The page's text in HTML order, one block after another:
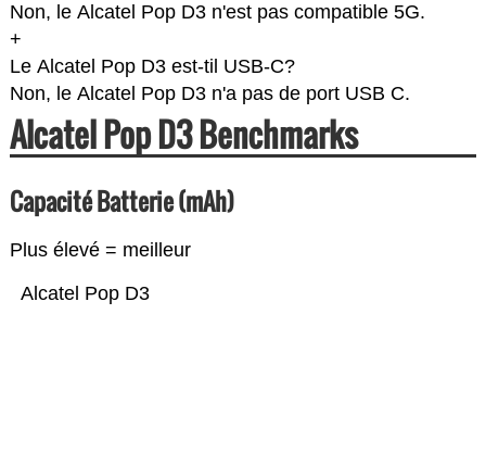
Non, le Alcatel Pop D3 n'est pas compatible 5G.
+
Le Alcatel Pop D3 est-til USB-C?
Non, le Alcatel Pop D3 n'a pas de port USB C.
Alcatel Pop D3 Benchmarks
Capacité Batterie (mAh)
Plus élevé = meilleur
Alcatel Pop D3